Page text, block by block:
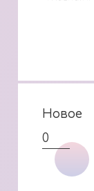
Новое
0